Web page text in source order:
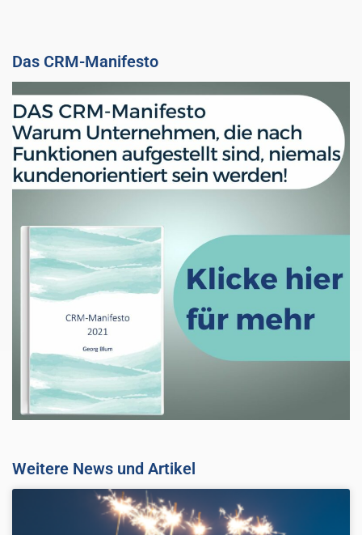
Das CRM-Manifesto
Weitere News und Artikel